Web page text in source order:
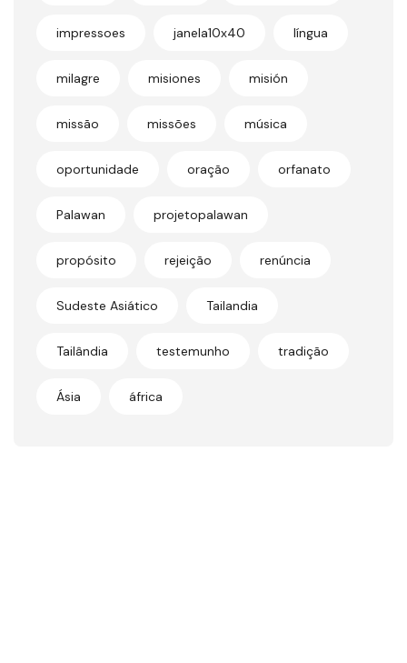
impressoes janela10x40 língua
milagre misiones misión
missão missões música
oportunidade oração orfanato
Palawan projetopalawan
propósito rejeição renúncia
Sudeste Asiático Tailandia
Tailândia testemunho tradição
Ásia áfrica